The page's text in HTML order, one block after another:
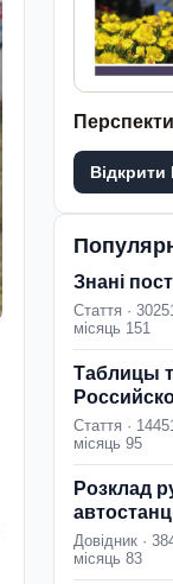
Відкрити
Знані
Стаття ·
місяць 151
Таблицы
Стаття ·
місяць 95
Розклад
Довідник ·
місяць 83